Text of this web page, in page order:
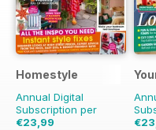
Homestyle
Annual Digital
Subscription per
€23,99